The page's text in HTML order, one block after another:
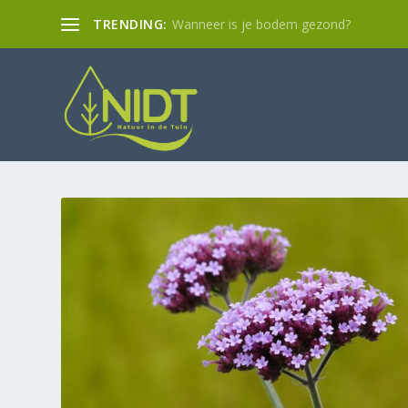
TRENDING: Wanneer is je bodem gezond?